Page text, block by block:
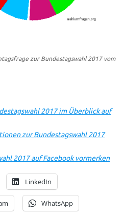
zur Bundestagswahl 2017 vom
2017 im Überblick auf
zur Bundestagswahl 2017
2017 auf Facebook vormerken
LinkedIn
WhatsApp